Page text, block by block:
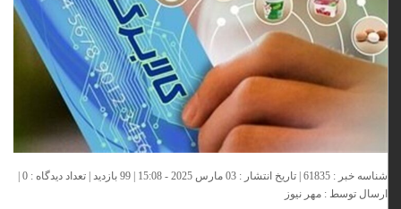
شناسه خبر : 61835 | تاریخ انتشار : 03 مارس 2025 - 15:08 | 99 بازدید | تعداد دیدگاه : 0
|
ارسال توسط :مهر نیوز